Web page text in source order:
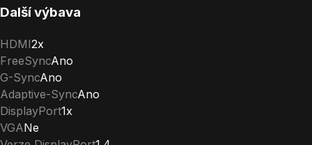
Další výbava
HDMI2x
FreeSyncAno
G-SyncAno
Adaptive-SyncAno
DisplayPort1x
VGANe